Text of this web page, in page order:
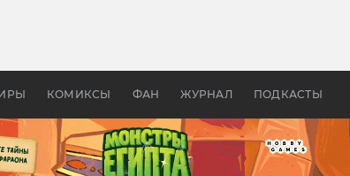
КОМИКСЫ ФАН ЖУРНАЛ ПОДКАСТЫ
колец»
Древней Грецией